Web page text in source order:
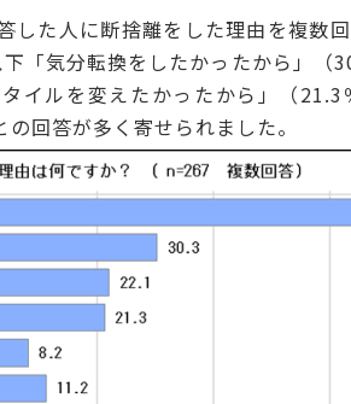
た人に断捨離をした理由を複数
「気分転換をしたかったから」（
イルを変えたかったから」（
回答が多く寄せられました。